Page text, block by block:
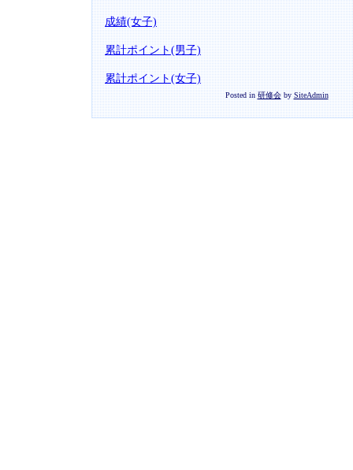
成績(女子)
累計ポイント(男子)
累計ポイント(女子)
Posted in研修会bySiteAdmin